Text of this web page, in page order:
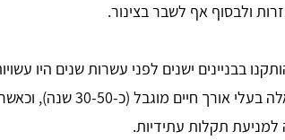
ולבסוף אף לשבר בצינור.
בבניינים ישנים לפני עשרות שנים היו
(במקרה של ביוב). חומרים אלה
תקלות עתידיות.